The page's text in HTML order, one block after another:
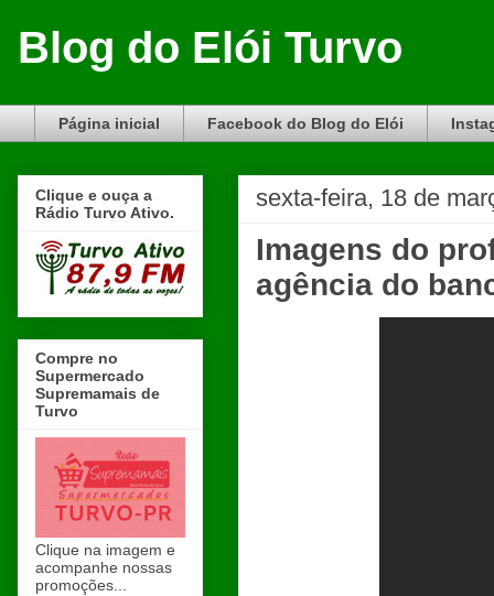
Blog do Elói Turvo
Página inicial Facebook do Blog do Elói
sexta-feira, 18 de
Imagens do
agência do
Clique e ouça a
Rádio Turvo Ativo.
Compre no
Supermercado
Supremamais de
Turvo
Clique na imagem e
acompanhe nossas
promoções...